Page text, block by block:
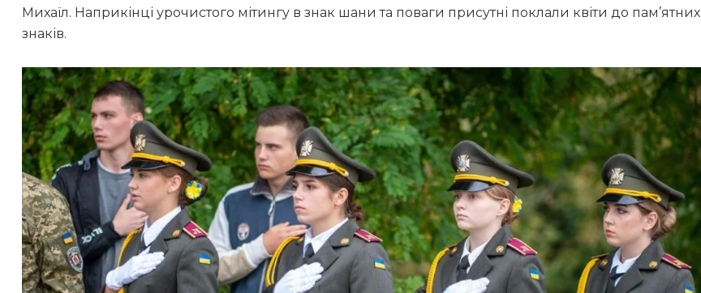
Михаїл. Наприкінці урочистого мітингу в знак шани та поваги присутні поклали квіти до пам’ятних
знаків.